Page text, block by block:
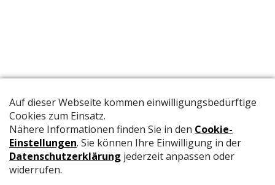
Die offizielle Publikation der Schweizer Papeterien informiert